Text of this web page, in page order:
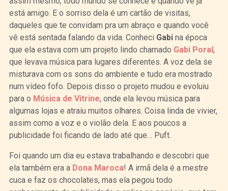
está amigo. E o sorriso dela é um cartão de visitas,
daqueles que te convidam pra um abraço e quando você
vê está sentada falando da vida. Conheci Gabina época
que ela estava com um projeto lindo chamado Gabi Poraí,
que levava música para lugares diferentes. A voz dela se
misturava com os sons do ambiente e tudo era mostrado
num vídeo fofo. Depois disso o projeto mudou e evoluiu
para o Música de Vitrine, onde ela levou música para
algumas lojas e atraiu muitos olhares. Coisa linda de vivier,
assim como a voz e o violão dela. E aos poucos a
publicidade foi ficando de lado até que… Puft.
Foi quando um dia eu estava trabalhando e descobri que
ela também era a Dona Maroca! A irmã dela é a mestre
cuca e faz os chocolates, mas ela pegou todo